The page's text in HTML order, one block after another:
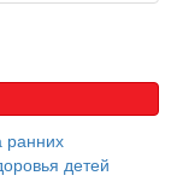
ранних
детей